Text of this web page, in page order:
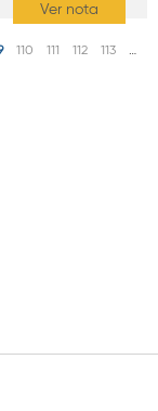
Ver nota
110 111 112 113
…